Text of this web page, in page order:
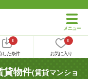
0
した条件
0
お気に入り
貸物件(賃貸マンショ